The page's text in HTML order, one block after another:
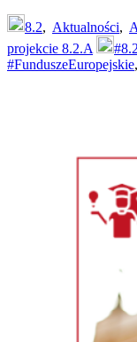
8.2, Aktualności,
projekcie 8.2.A
#FunduszeEuropejskie,